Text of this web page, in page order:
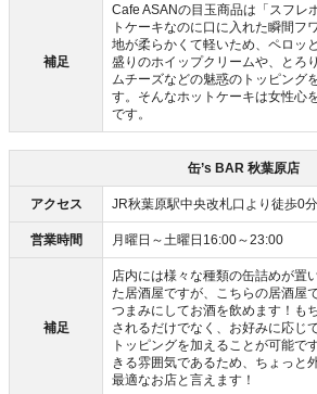
補足
Cafe ASANの目玉商品は「スフレ
トケーキなのに口に入れた瞬間フ
地が柔らかくて軽いため、ペロッ
盛りのホイップクリームや、とろ
ムチーズなどの魅惑のトッピング
す。そんなホットケーキは女性心
です。
缶’s BAR 秋葉原店
アクセス JR秋葉原駅中央改札口より徒歩0分
営業時間 月曜日～土曜日16:00～23:00
補足
店内には様々な種類の缶詰めが置
た居酒屋ですが、こちらの居酒屋
つまみにしてお酒を飲めます！も
されるだけでなく、お好みに応じ
トッピングを加えることが可能で
きる雰囲気であるため、ちょっと
最適なお店と言えます！